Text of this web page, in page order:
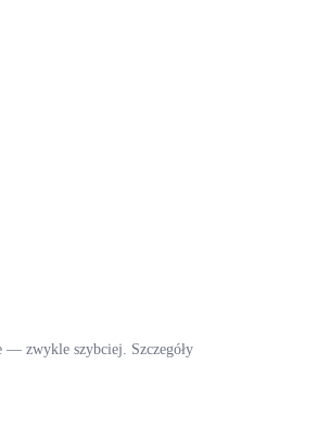
— zwykle szybciej. Szczegóły